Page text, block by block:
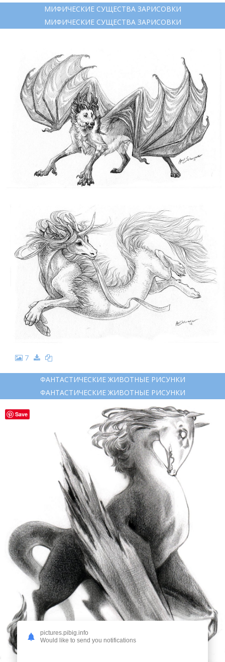
МИФИЧЕСКИЕ СУЩЕСТВА ЗАРИСОВКИ
МИФИЧЕСКИЕ СУЩЕСТВА ЗАРИСОВКИ
7
ФАНТАСТИЧЕСКИЕ ЖИВОТНЫЕ РИСУНКИ
ФАНТАСТИЧЕСКИЕ ЖИВОТНЫЕ РИСУНКИ
pictures.pibig.info
Would like to send you notifications
Save